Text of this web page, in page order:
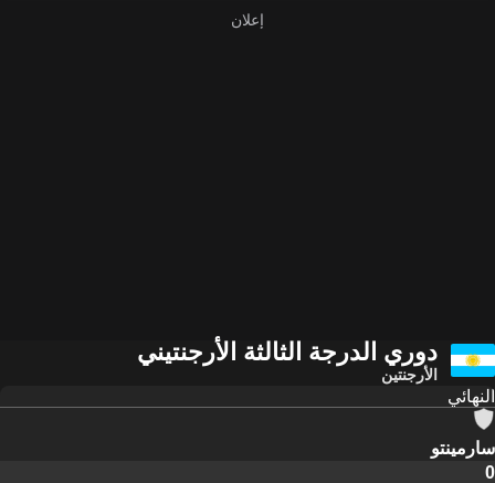
دوري الدرجة الثالثة الأرجنتيني
الأرجنتين
النهائي
سارمينتو
0